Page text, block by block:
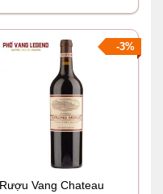
550.000 ₫.là:
485.000 ₫.
-3%
Rượu Vang Chateau